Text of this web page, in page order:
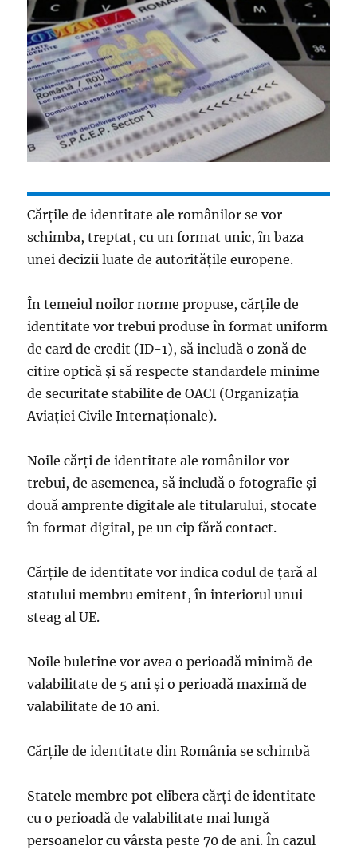
Cărţile de identitate ale românilor se vor
schimba, treptat, cu un format unic, în baza
unei decizii luate de autorităţile europene.
În temeiul noilor norme propuse, cărțile de
identitate vor trebui produse în format uniform
de card de credit (ID-1), să includă o zonă de
citire optică și să respecte standardele minime
de securitate stabilite de OACI (Organizația
Aviației Civile Internaționale).
Noile cărţi de identitate ale românilor vor
trebui, de asemenea, să includă o fotografie și
două amprente digitale ale titularului, stocate
în format digital, pe un cip fără contact.
Cărțile de identitate vor indica codul de țară al
statului membru emitent, în interiorul unui
steag al UE.
Noile buletine vor avea o perioadă minimă de
valabilitate de 5 ani și o perioadă maximă de
valabilitate de 10 ani.
Cărţile de identitate din România se schimbă
Statele membre pot elibera cărți de identitate
cu o perioadă de valabilitate mai lungă
persoanelor cu vârsta peste 70 de ani. În cazul